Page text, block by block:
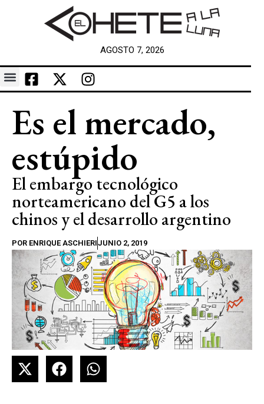
AGOSTO 7, 2026
Es el mercado,
estúpido
El embargo tecnológico
norteamericano del G5 a los
chinos y el desarrollo argentino
POR ENRIQUE ASCHIERIJUNIO 2, 2019